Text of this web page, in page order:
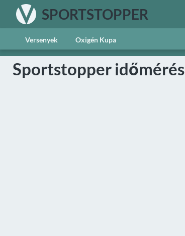
SPORTSTOPPER
Versenyek Oxigén Kupa
Sportstopper időmérés